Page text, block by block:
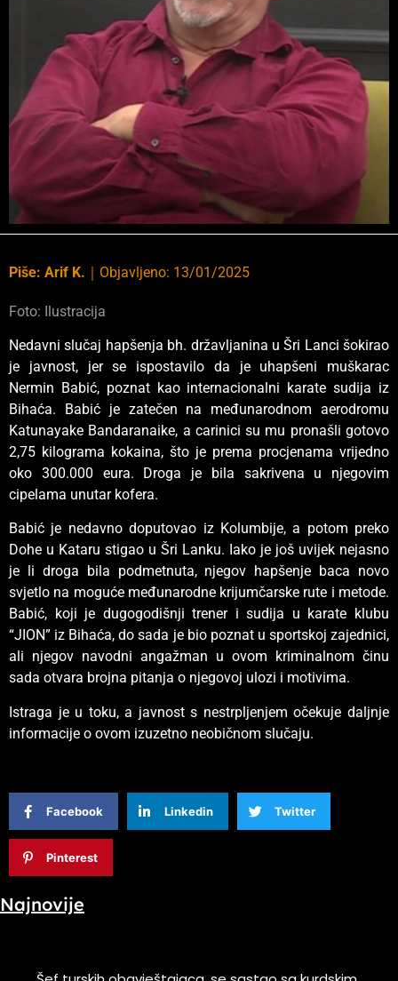
Piše: Arif K. ｜ Objavljeno: 13/01/2025
Foto: Ilustracija
Nedavni slučaj hapšenja bh. državljanina u Šri Lanci šokirao
je javnost, jer se ispostavilo da je uhapšeni muškarac
Nermin Babić, poznat kao internacionalni karate sudija iz
Bihaća. Babić je zatečen na međunarodnom aerodromu
Katunayake Bandaranaike, a carinici su mu pronašli gotovo
2,75 kilograma kokaina, što je prema procjenama vrijedno
oko 300.000 eura. Droga je bila sakrivena u njegovim
cipelama unutar kofera.
Babić je nedavno doputovao iz Kolumbije, a potom preko
Dohe u Kataru stigao u Šri Lanku. Iako je još uvijek nejasno
je li droga bila podmetnuta, njegov hapšenje baca novo
svjetlo na moguće međunarodne krijumčarske rute i metode.
Babić, koji je dugogodišnji trener i sudija u karate klubu
“JION” iz Bihaća, do sada je bio poznat u sportskoj zajednici,
ali njegov navodni angažman u ovom kriminalnom činu
sada otvara brojna pitanja o njegovoj ulozi i motivima.
Istraga je u toku, a javnost s nestrpljenjem očekuje daljnje
informacije o ovom izuzetno neobičnom slučaju.
Facebook Linkedin Twitter
Pinterest
Najnovije